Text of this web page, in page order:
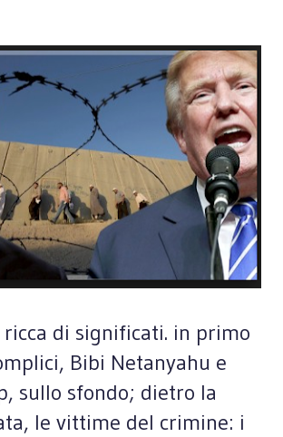
di significati. in primo
Bibi Netanyahu e
sullo sfondo; dietro la
le vittime del crimine: i